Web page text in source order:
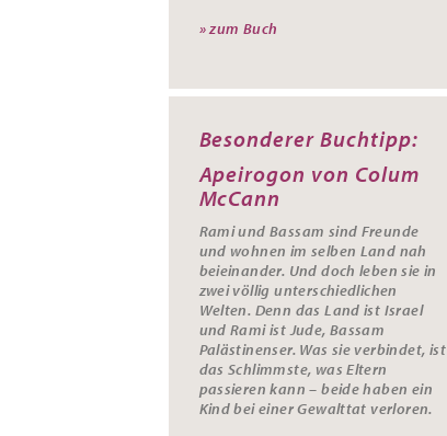
» zum Buch
Besonderer Buchtipp:
Apeirogon von Colum
McCann
Rami und Bassam sind Freunde
und wohnen im selben Land nah
beieinander. Und doch leben sie in
zwei völlig unterschiedlichen
Welten. Denn das Land ist Israel
und Rami ist Jude, Bassam
Palästinenser. Was sie verbindet, ist
das Schlimmste, was Eltern
passieren kann – beide haben ein
Kind bei einer Gewalttat verloren.